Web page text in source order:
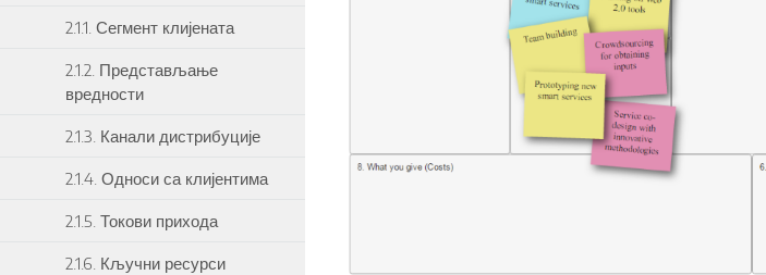
2.1.1. Сегмент клијената
2.1.2. Представљање
вредности
2.1.3. Канали дистрибуције
2.1.4. Односи са клијентима
2.1.5. Токови прихода
2.1.6. Кључни ресурси